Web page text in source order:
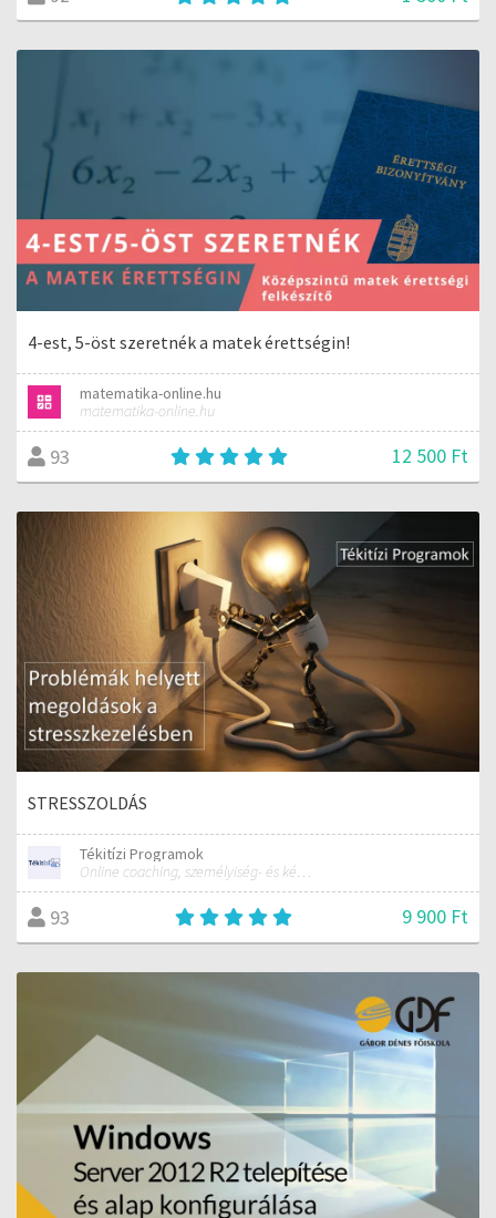
4-est, 5-öst szeretnék a matek érettségin!
matematika-online.hu
matematika-online.hu
93 12 500 Ft
STRESSZOLDÁS
Tékitízi Programok
Online coaching, személyiség- és képességfejlesztés
93 9 900 Ft